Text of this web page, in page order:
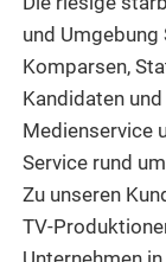
EN
und Umgebung
Komparsen,
Kandidaten
Medienservice
Service rund
Zu unseren
TV-